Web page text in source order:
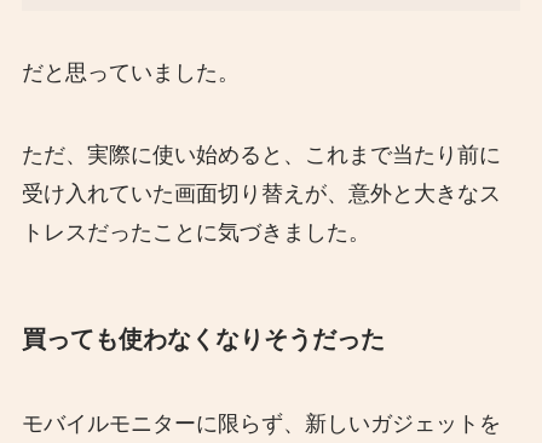
だと思っていました。
ただ、実際に使い始めると、これまで当たり前に
受け入れていた画面切り替えが、意外と大きなス
トレスだったことに気づきました。
買っても使わなくなりそうだった
モバイルモニターに限らず、新しいガジェットを